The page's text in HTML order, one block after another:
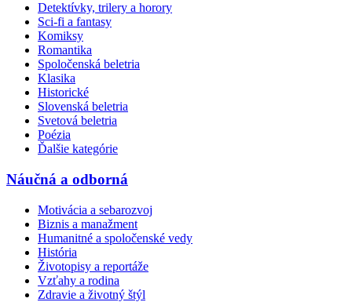
Detektívky, trilery a horory
Sci-fi a fantasy
Komiksy
Romantika
Spoločenská beletria
Klasika
Historické
Slovenská beletria
Svetová beletria
Poézia
Ďalšie kategórie
Náučná a odborná
Motivácia a sebarozvoj
Biznis a manažment
Humanitné a spoločenské vedy
História
Životopisy a reportáže
Vzťahy a rodina
Zdravie a životný štýl